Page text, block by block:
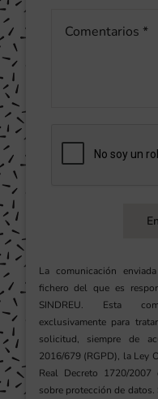
La comunicación
fichero del que es
SINDREU. Esta
exclusivamente para
solicitud, siempre de
2016/679 (RGPD), la Ley
Real Decreto 1720/
sobre protección de